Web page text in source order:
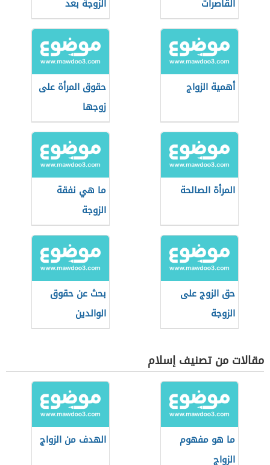
القاصرات
الزوجة بعد
الطلاق
أهمية الزواج
حقوق المرأة على
زوجها
المرأة الصالحة
ما هي نفقة
الزوجة
حق الزوج على
الزوجة
بحث عن حقوق
الوالدين
مقالات من تصنيف إسلام
ما هو مفهوم
الزواج
الهدف من الزواج